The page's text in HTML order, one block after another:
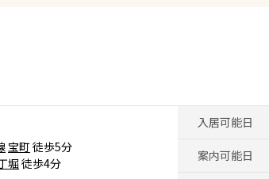
宝町 徒歩5分
堀徒歩4分
入居可能日
案内可能日